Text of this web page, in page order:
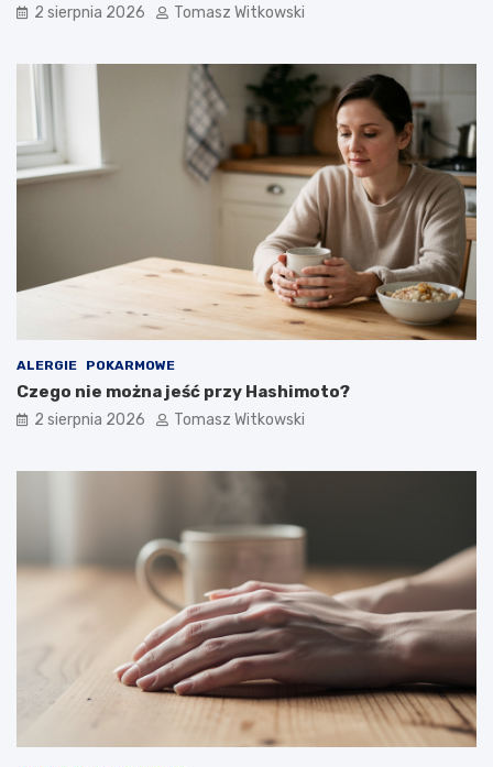
2 sierpnia 2026 Tomasz Witkowski
ALERGIE POKARMOWE
Czego nie można jeść przy Hashimoto?
2 sierpnia 2026 Tomasz Witkowski